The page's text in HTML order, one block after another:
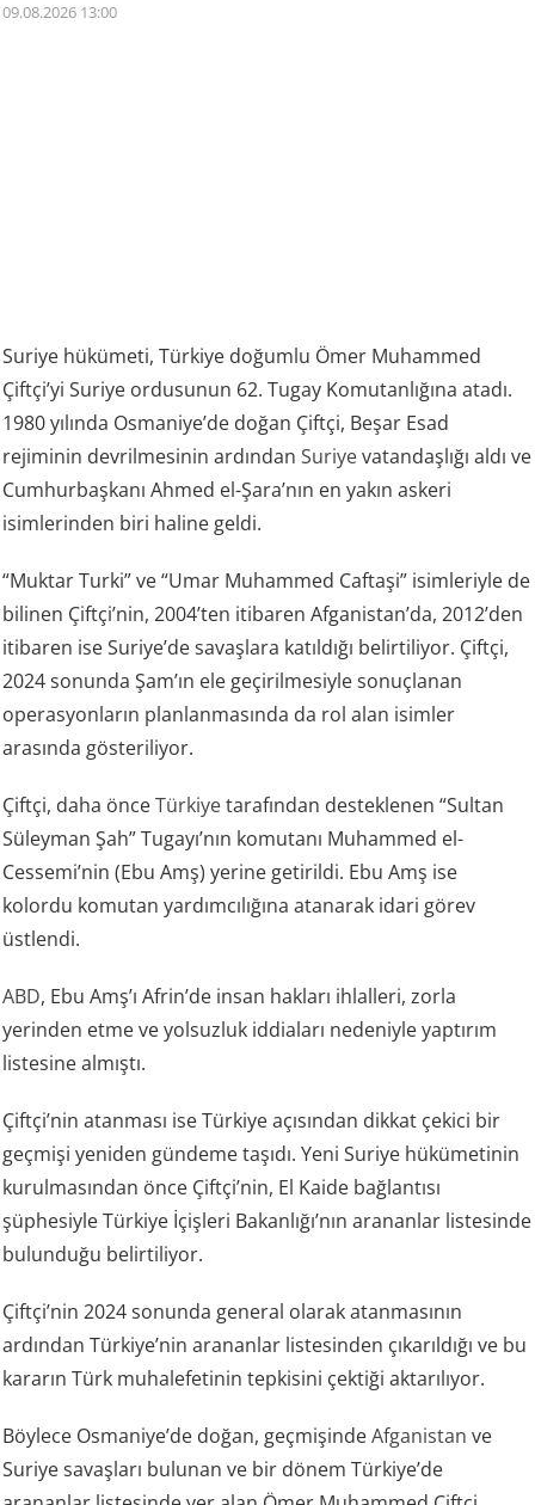
09.08.2026 13:00
Suriye hükümeti, Türkiye doğumlu Ömer Muhammed
Çiftçi’yi Suriye ordusunun 62. Tugay Komutanlığına atadı.
1980 yılında Osmaniye’de doğan Çiftçi, Beşar Esad
rejiminin devrilmesinin ardındanSuriyevatandaşlığı aldı ve
Cumhurbaşkanı Ahmed el-Şara’nın en yakın askeri
isimlerinden biri haline geldi.
“Muktar Turki” ve “Umar Muhammed Caftaşi” isimleriyle de
bilinen Çiftçi’nin, 2004’ten itibaren Afganistan’da, 2012’den
itibaren ise Suriye’de savaşlara katıldığı belirtiliyor. Çiftçi,
2024 sonunda Şam’ın ele geçirilmesiyle sonuçlanan
operasyonların planlanmasında da rol alan isimler
arasında gösteriliyor.
Çiftçi, daha önceTürkiyetarafından desteklenen “Sultan
Süleyman Şah” Tugayı’nın komutanı Muhammed el-
Cessemi’nin (Ebu Amş) yerine getirildi. Ebu Amş ise
kolordu komutan yardımcılığına atanarak idari görev
üstlendi.
ABD, Ebu Amş’ı Afrin’de insan hakları ihlalleri, zorla
yerinden etme ve yolsuzluk iddiaları nedeniyle yaptırım
listesine almıştı.
Çiftçi’nin atanması ise Türkiye açısından dikkat çekici bir
geçmişi yeniden gündeme taşıdı. Yeni Suriye hükümetinin
kurulmasından önce Çiftçi’nin, El Kaide bağlantısı
şüphesiyle Türkiye İçişleri Bakanlığı’nın arananlar listesinde
bulunduğu belirtiliyor.
Çiftçi’nin 2024 sonunda general olarak atanmasının
ardından Türkiye’nin arananlar listesinden çıkarıldığı ve bu
kararın Türk muhalefetinin tepkisini çektiği aktarılıyor.
Böylece Osmaniye’de doğan, geçmişindeAfganistan ve
Suriye savaşları bulunan ve bir dönem Türkiye’de